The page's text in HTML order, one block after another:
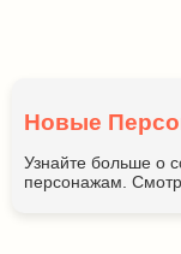
Новые
Узнайте больше о
персонажам.